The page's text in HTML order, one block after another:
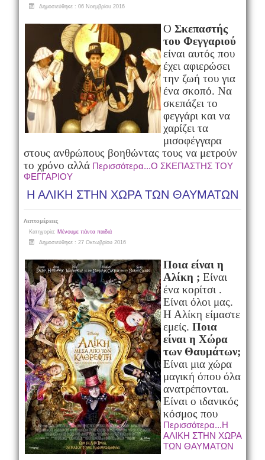
Δημοσιεύθηκε : 06 Νοεμβρίου 2016
Ο Σκεπαστής
του Φεγγαριού
είναι αυτός που
έχει αφιερώσει
την ζωή του για
ένα σκοπό. Να
σκεπάζει το
φεγγάρι και να
χαρίζει τα
μισοφέγγαρα
στους ανθρώπους βοηθώντας τους να μετρούν
το χρόνο αλλά Περισσότερα...Ο ΣΚΕΠΑΣΤΗΣ ΤΟΥ
ΦΕΓΓΑΡΙΟΥ
Η ΑΛΙΚΗ ΣΤΗΝ ΧΩΡΑ ΤΩΝ ΘΑΥΜΑΤΩΝ
Λεπτομέρειες
Κατηγορία: Μένουμε πάντα παιδιά
Δημοσιεύθηκε : 27 Οκτωβρίου 2016
Ποια είναι η
Αλίκη ; Είναι
ένα κορίτσι .
Είναι όλοι μας.
Η Αλίκη είμαστε
εμείς. Ποια
είναι η Χώρα
των Θαυμάτων;
Είναι μια χώρα
μαγική όπου όλα
ανατρέπονται.
Είναι ο ιδανικός
κόσμος που
Περισσότερα...Η
ΑΛΙΚΗ ΣΤΗΝ ΧΩΡΑ
ΤΩΝ ΘΑΥΜΑΤΩΝ